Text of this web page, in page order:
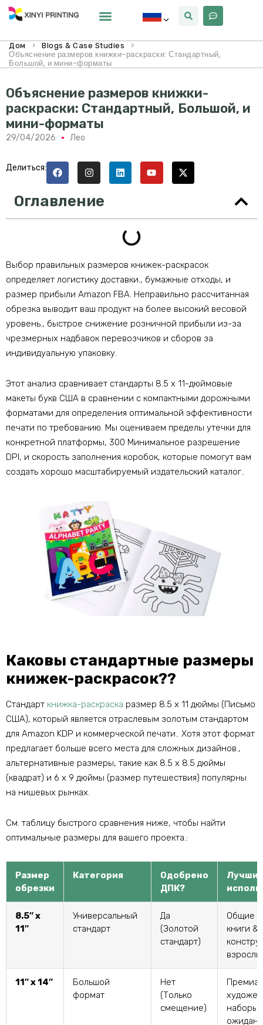
Дом > Blogs & Case Studies >
Объяснение размеров книжки-раскраски: Стандартный,
Большой, и мини-форматы
Объяснение размеров книжки-
раскраски: Стандартный, Большой, и
мини-форматы
29/04/2026 Лео
Делиться:
Оглавление
Выбор правильных размеров книжек-раскрасок
определяет логистику доставки., бумажные отходы, и
размер прибыли Amazon FBA. Неправильно рассчитанная
обрезка выводит ваш продукт на более высокий весовой
уровень., быстрое снижение розничной прибыли из-за
чрезмерных надбавок перевозчиков и сборов за
индивидуальную упаковку.
Этот анализ сравнивает стандарты 8.5 x 11-дюймовые
макеты букв США в сравнении с компактными дорожными
форматами для определения оптимальной эффективности
печати по требованию. Мы оцениваем пределы утечки для
конкретной платформы, 300 Минимальное разрешение
DPI, и скорость заполнения коробок, которые помогут вам
создать хорошо масштабируемый издательский каталог..
Каковы стандартные размеры
книжек-раскрасок??
Стандарт книжка-раскраска размер 8.5 х 11 дюймы (Письмо
США), который является отраслевым золотым стандартом
для Amazon KDP и коммерческой печати.. Хотя этот формат
предлагает больше всего места для сложных дизайнов.,
альтернативные размеры, такие как 8.5 х 8.5 дюймы
(квадрат) и 6 х 9 дюймы (размер путешествия) популярны
на нишевых рынках.
См. таблицу быстрого сравнения ниже, чтобы найти
оптимальные размеры для вашего проекта.:
Размер
обрезки
Категория
Одобрено
ДПК?
8.5″ х
11″
Универсальный
стандарт
Да
(Золотой
стандарт)
Общие
книги
11″ х 14″
Большой
формат
Нет
(Только
смещение)
наборы,